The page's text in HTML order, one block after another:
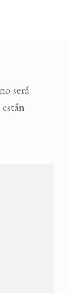
será